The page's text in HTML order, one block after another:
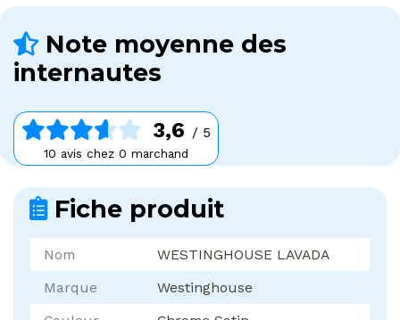
Note moyenne des
internautes
3,6 / 5
10 avis chez 0 marchand
Fiche produit
Nom
WESTINGHOUSE LAVADA
Marque
Westinghouse